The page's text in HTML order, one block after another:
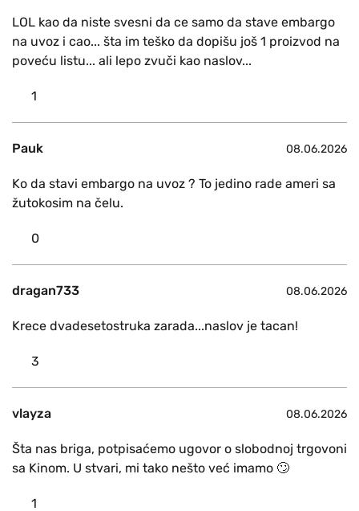
LOL kao da niste svesni da ce samo da stave embargo
na uvoz i cao... šta im teško da dopišu još 1 proizvod na
poveću listu... ali lepo zvuči kao naslov...
1
Pauk 08.06.2026
Ko da stavi embargo na uvoz ? To jedino rade ameri sa
žutokosim na čelu.
0
dragan733 08.06.2026
Krece dvadesetostruka zarada...naslov je tacan!
3
vlayza 08.06.2026
Šta nas briga, potpisaćemo ugovor o slobodnoj trgovoni
sa Kinom. U stvari, mi tako nešto već imamo 🙄
1